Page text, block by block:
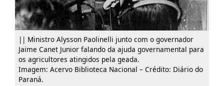
|| Ministro Alysson Paolinelli junto com o governador
Jaime Canet Junior falando da ajuda governamental para
os agricultores atingidos pela geada.
Imagem: Acervo Biblioteca Nacional – Crédito: Diário do
Paraná.